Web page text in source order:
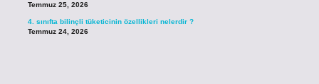
Temmuz 25, 2026
4. sınıfta bilinçli tüketicinin özellikleri nelerdir ?
Temmuz 24, 2026